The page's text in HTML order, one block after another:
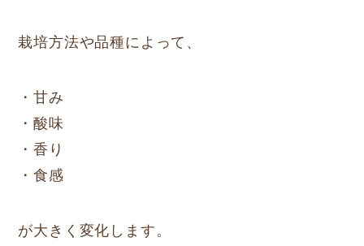
栽培方法や品種によって、
・甘み
・酸味
・香り
・食感
が大きく変化します。